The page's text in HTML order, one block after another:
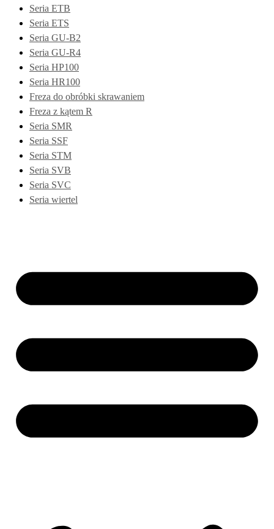
Seria ETB
Seria ETS
Seria GU-B2
Seria GU-R4
Seria HP100
Seria HR100
Freza do obróbki skrawaniem
Freza z kątem R
Seria SMR
Seria SSF
Seria STM
Seria SVB
Seria SVC
Seria wiertel